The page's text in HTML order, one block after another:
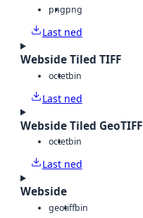
pngpng
Last ned
Webside Tiled TIFF
octetbin
Last ned
Webside Tiled GeoTIFF
octetbin
Last ned
Webside
geotiffbin